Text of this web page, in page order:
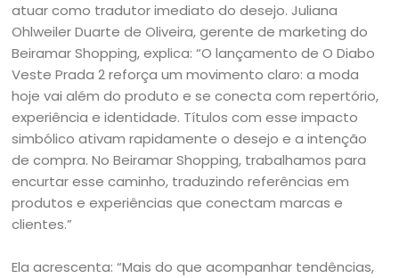
atuar como tradutor imediato do desejo. Juliana
Ohlweiler Duarte de Oliveira, gerente de marketing do
Beiramar Shopping, explica: “O lançamento de O Diabo
Veste Prada 2 reforça um movimento claro: a moda
hoje vai além do produto e se conecta com repertório,
experiência e identidade. Títulos com esse impacto
simbólico ativam rapidamente o desejo e a intenção
de compra. No Beiramar Shopping, trabalhamos para
encurtar esse caminho, traduzindo referências em
produtos e experiências que conectam marcas e
clientes.”
Ela acrescenta: “Mais do que acompanhar tendências,